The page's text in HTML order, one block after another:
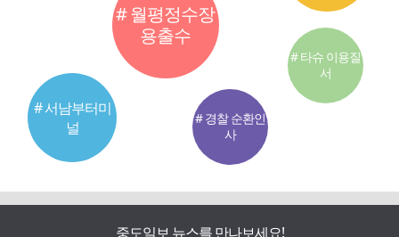
# 월평정수장
용출수
# 서남부터미
널
# 경찰 순환인
사
# 타슈 이용질
서
중도일보 뉴스를 만나보세요!